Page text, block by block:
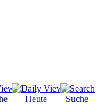
Heute Suche